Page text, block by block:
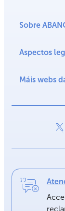
Sobre
Aspectos
Máis webs